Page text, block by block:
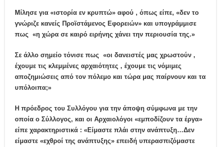
Μίλησε για «ιστορία εν κρυπτώ» αφού , όπως είπε, «δεν το
γνώριζε κανείς Προϊστάμενος Εφορειών» και υπογράμμισε
πως «η χώρα σε καιρό ειρήνης χάνει την περιουσία της.»
Σε άλλο σημείο τόνισε πως «οι δανειστές μας χρωστούν ,
έχουμε τις κλεμμένες αρχαιότητες , έχουμε τις νόμιμες
αποζημιώσεις από τον πόλεμο και τώρα μας παίρνουν και τα
υπόλοιπα;»
Η πρόεδρος του Συλλόγου για την άποψη σύμφωνα με την
οποία ο Σύλλογος, και οι Αρχαιολόγοι «εμποδίζουν τα έργα»
είπε χαρακτηριστικά : «Είμαστε πλάι στην ανάπτυξη…Δεν
είμαστε «εχθροί της ανάπτυξης» επειδή υπερασπιζόμαστε